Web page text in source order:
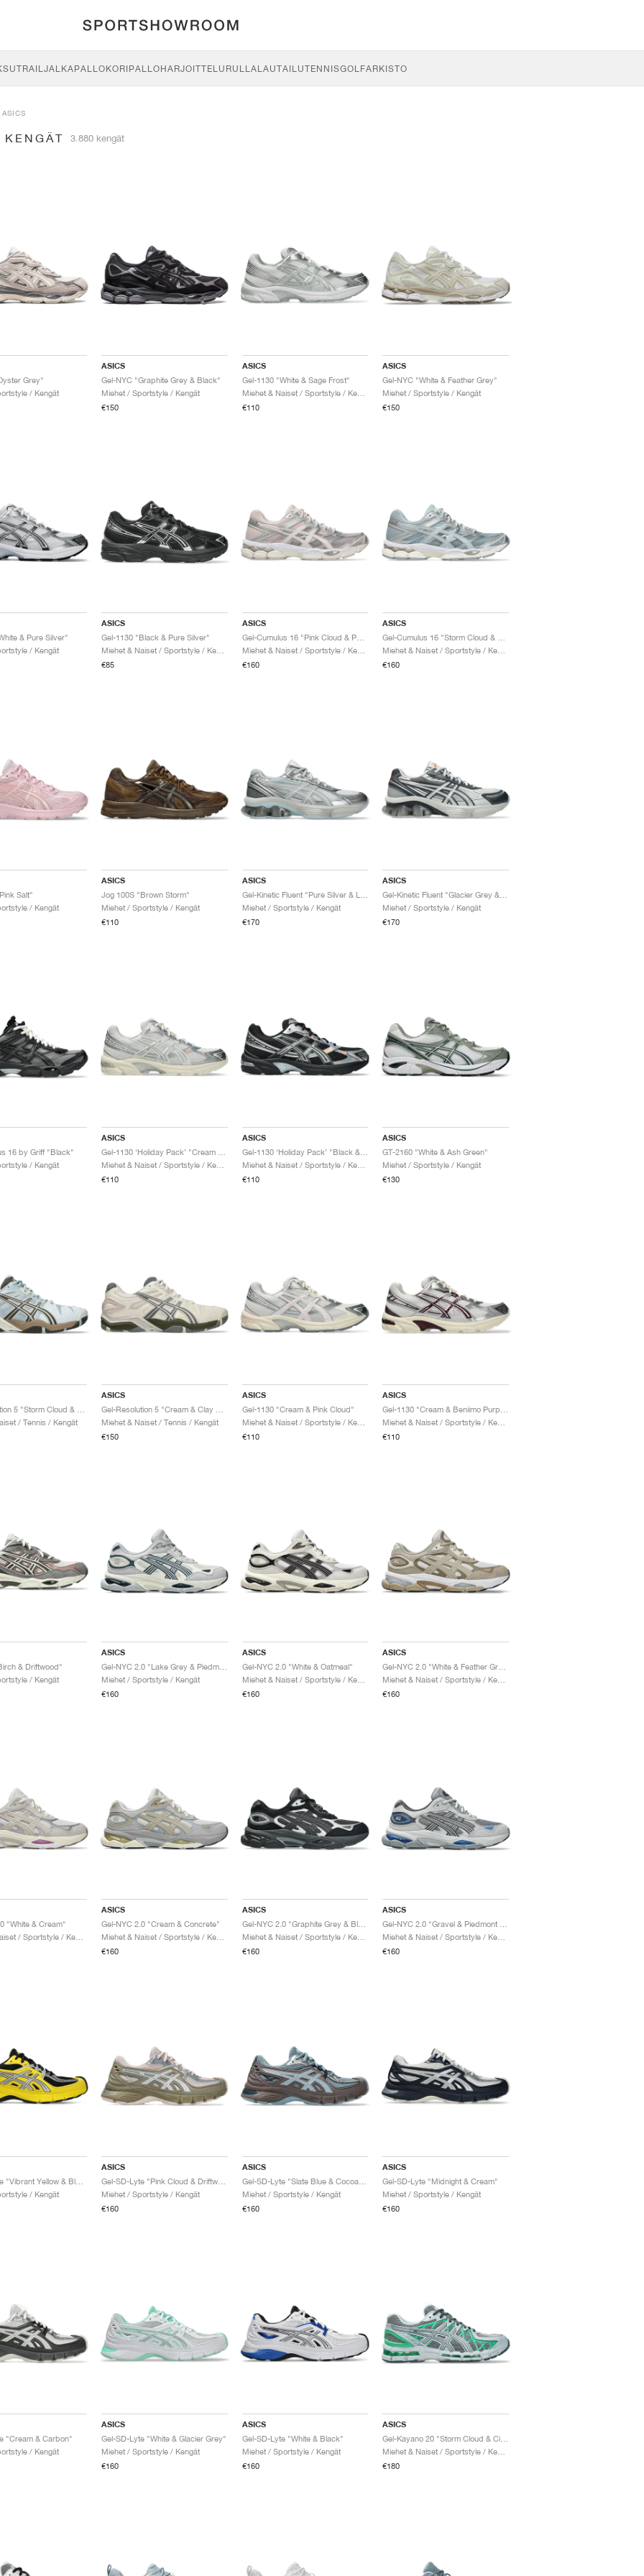
TRAILJALKAPALLOKORIPALLOHARJOITTELU RULLALAUTAILUTENNISGOLFARKISTO
ASICS
KENGÄT 3.880 kengät
Grey"
/ Kengät
ASICS
Gel-NYC "Graphite Grey & Black"
Miehet / Sportstyle / Kengät
€150
ASICS
Gel-1130 "White & Sage Frost"
Miehet & Naiset / Sportstyle / Kengät
€110
ASICS
Gel-NYC "White & Feather Grey"
Miehet / Sportstyle / Kengät
€150
& Pure Silver"
/ Kengät
ASICS
Gel-1130 "Black & Pure Silver"
Miehet & Naiset / Sportstyle / Kengät
€85
ASICS
Gel-Cumulus 16 "Pink Cloud & Pure Silver"
Miehet & Naiset / Sportstyle / Kengät
€160
ASICS
€160
Salt"
/ Kengät
ASICS
Jog 100S "Brown Storm"
Miehet / Sportstyle / Kengät
€110
ASICS
Miehet / Sportstyle / Kengät
€170
ASICS
Miehet / Sportstyle / Kengät
€170
16 by Griff "Black"
/ Kengät
ASICS
Miehet & Naiset / Sportstyle / Kengät
€110
ASICS
Miehet & Naiset / Sportstyle / Kengät
€110
ASICS
GT-2160 "White & Ash Green"
Miehet / Sportstyle / Kengät
€130
/ Tennis / Kengät
ASICS
Miehet & Naiset / Tennis / Kengät
€150
ASICS
Gel-1130 "Cream & Pink Cloud"
Miehet & Naiset / Sportstyle / Kengät
€110
ASICS
€110
& Driftwood"
/ Kengät
ASICS
Gel-NYC 2.0 "Lake Grey & Piedmont Grey"
Miehet / Sportstyle / Kengät
€160
ASICS
Gel-NYC 2.0 "White & Oatmeal"
Miehet & Naiset / Sportstyle / Kengät
€160
ASICS
€160
"White & Cream"
ASICS
Gel-NYC 2.0 "Cream & Concrete"
Miehet & Naiset / Sportstyle / Kengät
€160
ASICS
Gel-NYC 2.0 "Graphite Grey & Black"
Miehet & Naiset / Sportstyle / Kengät
€160
ASICS
€160
/ Kengät
ASICS
Gel-SD-Lyte "Pink Cloud & Driftwood"
Miehet / Sportstyle / Kengät
€160
ASICS
Miehet / Sportstyle / Kengät
€160
ASICS
Gel-SD-Lyte "Midnight & Cream"
Miehet / Sportstyle / Kengät
€160
"Cream & Carbon"
/ Kengät
ASICS
Gel-SD-Lyte "White & Glacier Grey"
Miehet / Sportstyle / Kengät
€160
ASICS
Gel-SD-Lyte "White & Black"
Miehet / Sportstyle / Kengät
€160
ASICS
€180